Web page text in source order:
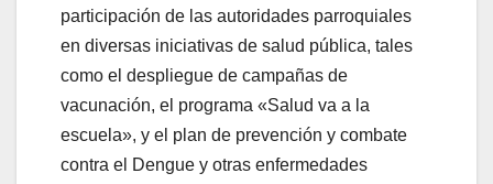
participación de las autoridades parroquiales
en diversas iniciativas de salud pública, tales
como el despliegue de campañas de
vacunación, el programa «Salud va a la
escuela», y el plan de prevención y combate
contra el Dengue y otras enfermedades